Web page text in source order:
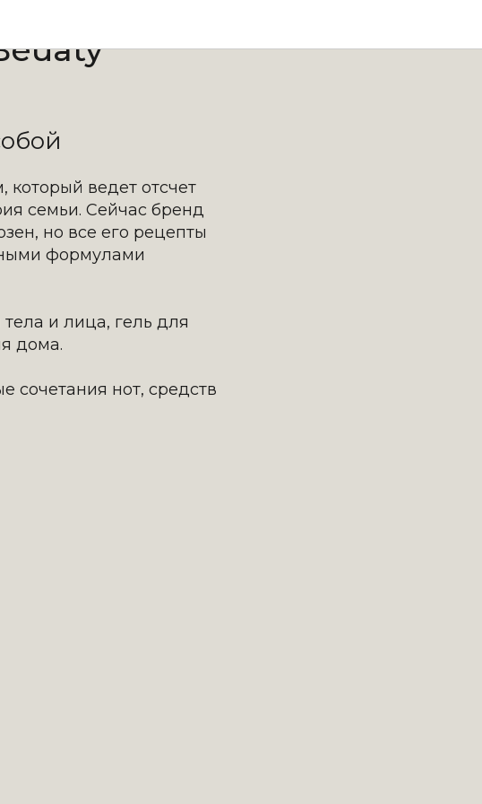
ведет отсчет
семьи. Сейчас бренд
но все его рецепты
формулами
и лица, гель для
дома.
сочетания нот, средств